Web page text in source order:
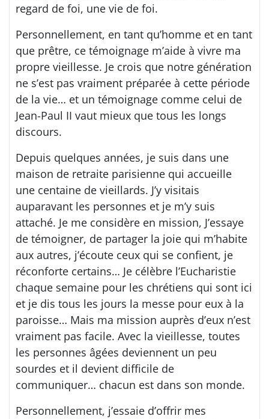
regard de foi, une vie de foi.
Personnellement, en tant qu’homme et en tant
que prêtre, ce témoignage m’aide à vivre ma
propre vieillesse. Je crois que notre génération
ne s’est pas vraiment préparée à cette période
de la vie… et un témoignage comme celui de
Jean-Paul II vaut mieux que tous les longs
discours.
Depuis quelques années, je suis dans une
maison de retraite parisienne qui accueille
une centaine de vieillards. J’y visitais
auparavant les personnes et je m’y suis
attaché. Je me considère en mission, J’essaye
de témoigner, de partager la joie qui m’habite
aux autres, j’écoute ceux qui se confient, je
réconforte certains… Je célèbre l’Eucharistie
chaque semaine pour les chrétiens qui sont ici
et je dis tous les jours la messe pour eux à la
paroisse… Mais ma mission auprès d’eux n’est
vraiment pas facile. Avec la vieillesse, toutes
les personnes âgées deviennent un peu
sourdes et il devient difficile de
communiquer… chacun est dans son monde.
Personnellement, j’essaie d’offrir mes